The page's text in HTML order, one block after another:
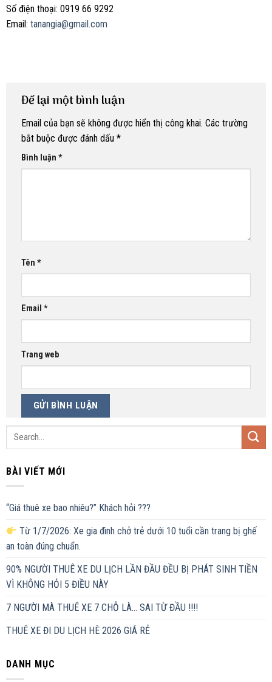
Số điện thoại: 0919 66 9292
Email: tanangia@gmail.com
Để lại một bình luận
Email của bạn sẽ không được hiển thị công khai. Các trường
bắt buộc được đánh dấu *
Bình luận *
Tên *
Email *
Trang web
BÀI VIẾT MỚI
“Giá thuê xe bao nhiêu?” Khách hỏi ???
Từ 1/7/2026: Xe gia đình chở trẻ dưới 10 tuổi cần trang bị ghế
an toàn đúng chuẩn.
90% NGƯỜI THUÊ XE DU LỊCH LẦN ĐẦU ĐỀU BỊ PHÁT SINH TIỀN
VÌ KHÔNG HỎI 5 ĐIỀU NÀY
7 NGƯỜI MÀ THUÊ XE 7 CHỖ LÀ… SAI TỪ ĐẦU !!!!
THUÊ XE ĐI DU LỊCH HÈ 2026 GIÁ RẺ
DANH MỤC